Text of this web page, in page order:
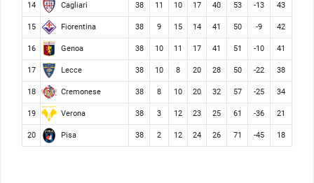
14 Cagliari 38 11 10 17 40 53 -13 43
15 Fiorentina 38 9 15 14 41 50 -9 42
16 Genoa 38 10 11 17 41 51 -10 41
17 Lecce 38 10 8 20 28 50 -22 38
18 Cremonese 38 8 10 20 32 57 -25 34
19 Verona 38 3 12 23 25 61 -36 21
20 Pisa 38 2 12 24 26 71 -45 18